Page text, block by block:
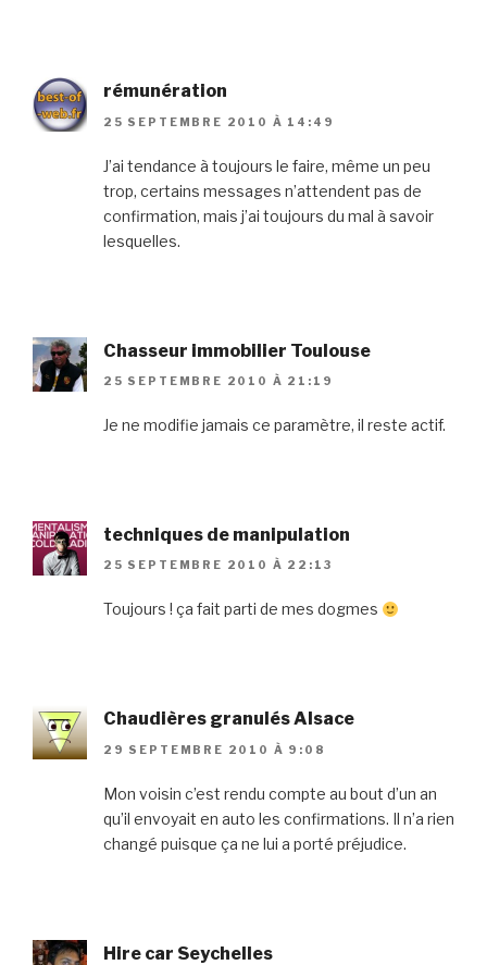
rémunération
25 SEPTEMBRE 2010 À 14:49
J’ai tendance à toujours le faire, même un peu
trop, certains messages n’attendent pas de
confirmation, mais j’ai toujours du mal à savoir
lesquelles.
Chasseur immobilier Toulouse
25 SEPTEMBRE 2010 À 21:19
Je ne modifie jamais ce paramètre, il reste actif.
techniques de manipulation
25 SEPTEMBRE 2010 À 22:13
Toujours ! ça fait parti de mes dogmes
Chaudières granulés Alsace
29 SEPTEMBRE 2010 À 9:08
Mon voisin c’est rendu compte au bout d’un an
qu’il envoyait en auto les confirmations. Il n’a rien
changé puisque ça ne lui a porté préjudice.
Hire car Seychelles